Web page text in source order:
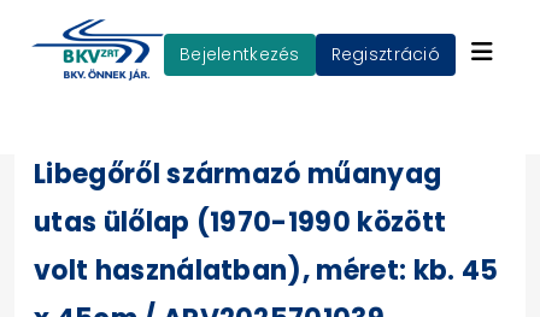
Bejelentkezés Regisztráció
Libegőről származó műanyag
utas ülőlap (1970-1990 között
volt használatban), méret: kb. 45